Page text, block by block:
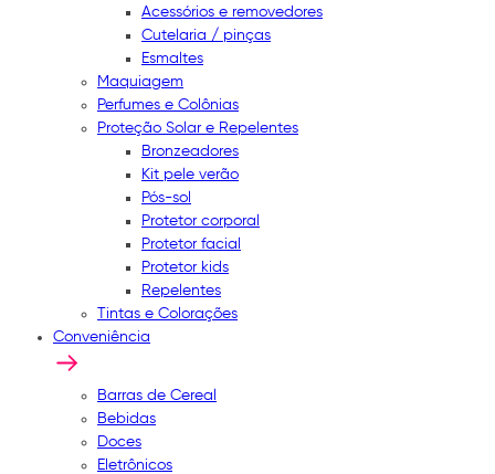
Acessórios e removedores
Cutelaria / pinças
Esmaltes
Maquiagem
Perfumes e Colônias
Proteção Solar e Repelentes
Bronzeadores
Kit pele verão
Pós-sol
Protetor corporal
Protetor facial
Protetor kids
Repelentes
Tintas e Colorações
Conveniência
Barras de Cereal
Bebidas
Doces
Eletrônicos